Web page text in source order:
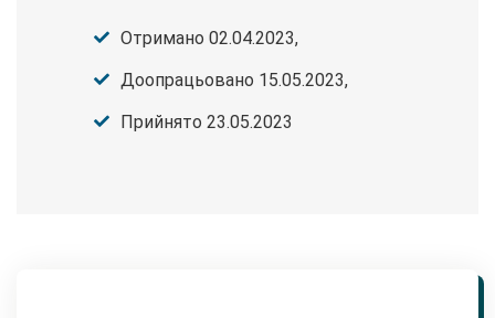
Отримано 02.04.2023,
Доопрацьовано 15.05.2023,
Прийнято 23.05.2023